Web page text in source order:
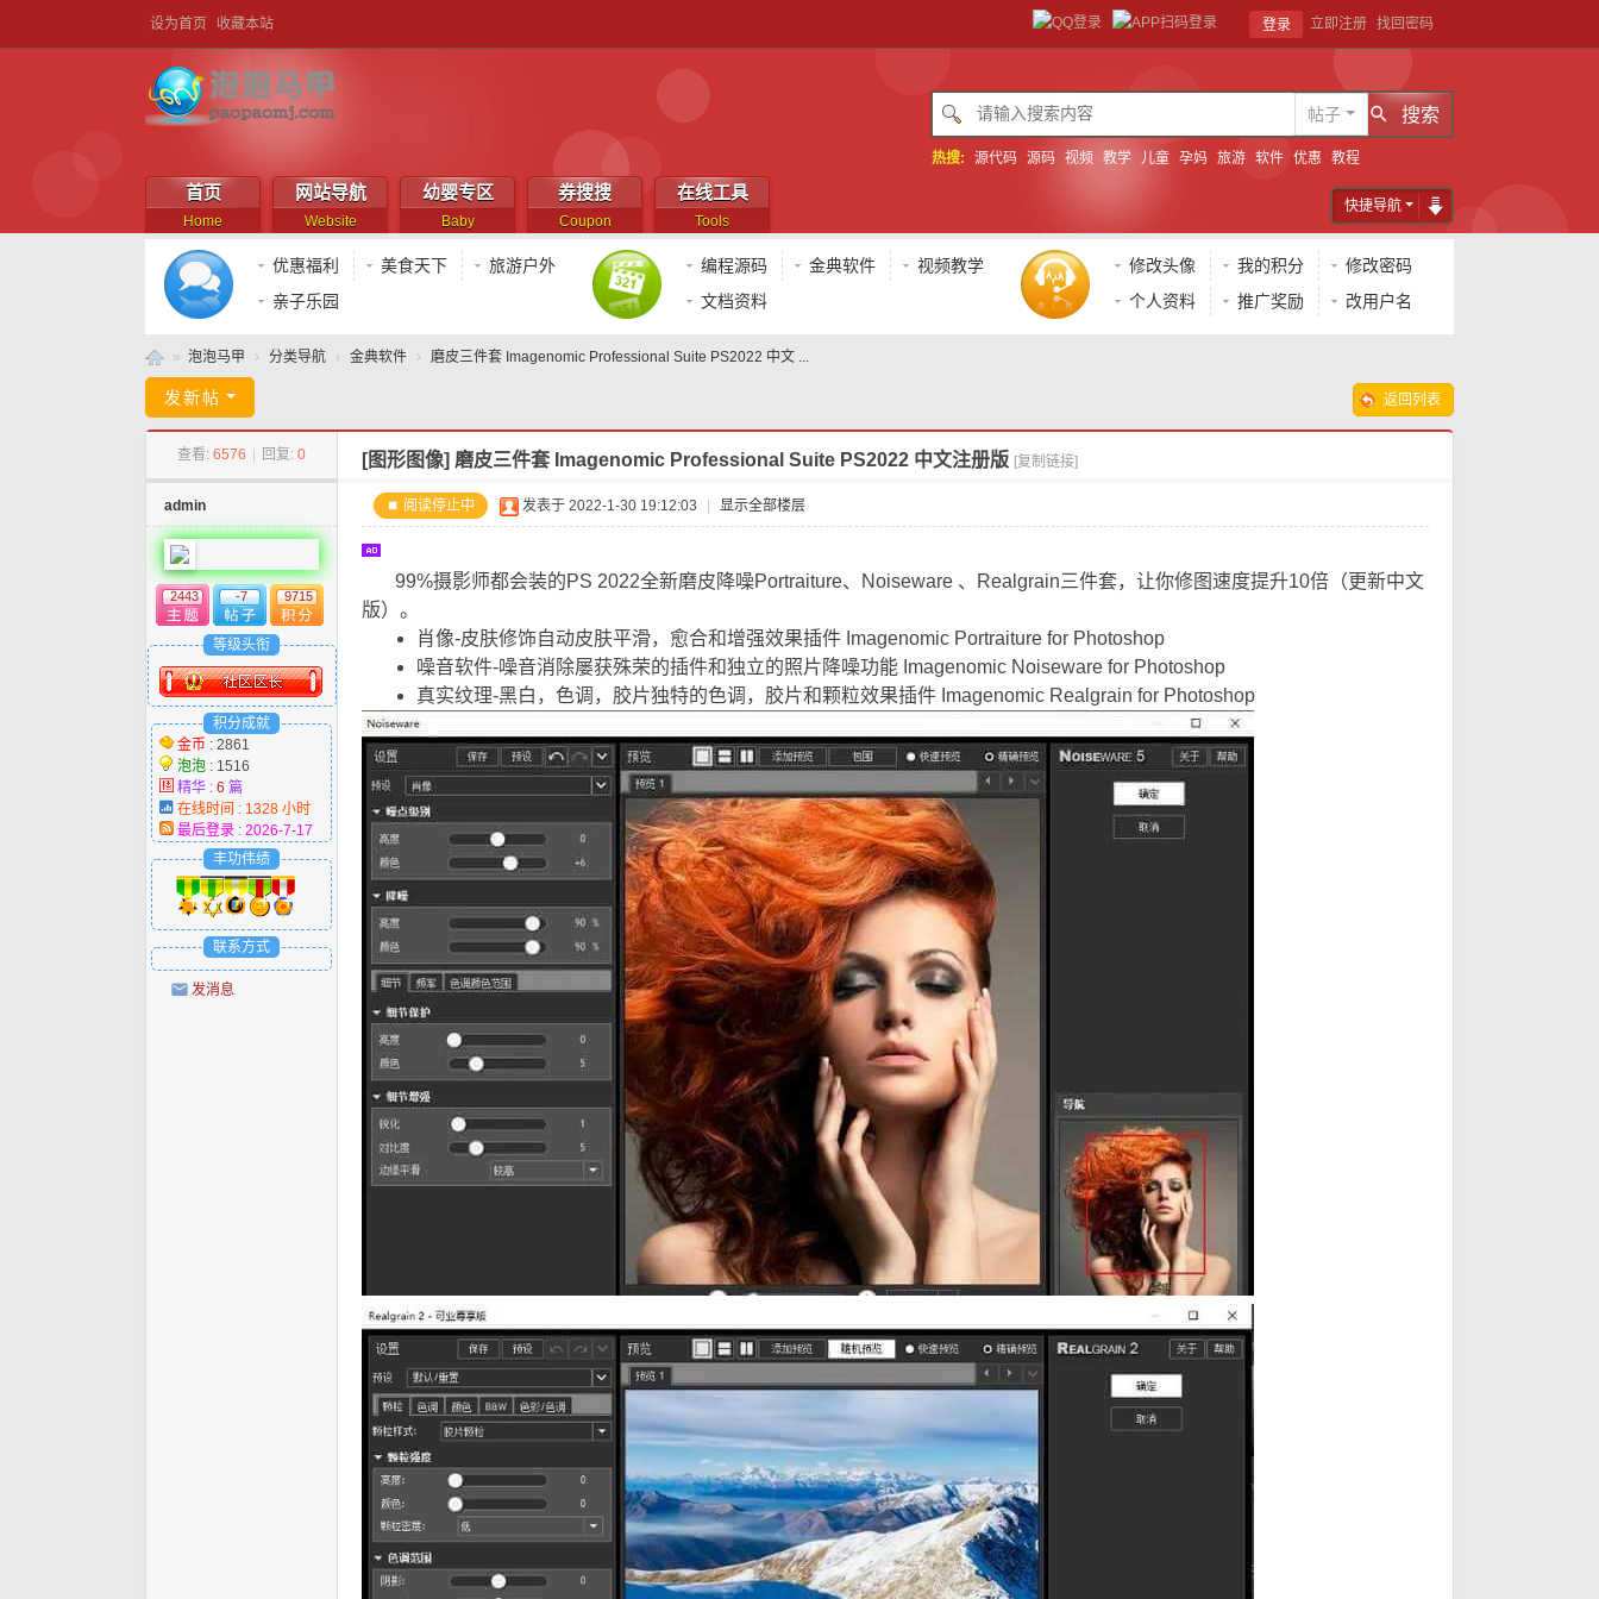
设为首页 收藏本站 登录 立即注册 找回密码
帖子 搜索
热搜: 源代码 源码 视频 教学 儿童 孕妈 旅游 软件 优惠 教程
快捷导航
首页
Home
网站导航
Website
幼婴专区
Baby
券搜搜
Coupon
在线工具
Tools
优惠福利 美食天下
旅游户外
亲子乐园
编程源码 金典软件
视频教学
文档资料
修改头像 我的积分
修改密码
个人资料
推广奖励 改用户名
泡
» 泡泡马甲 › 分类导航 › 金典软件 › 磨皮三件套 Imagenomic Professional Suite PS2022 中文 ...
返回列表
发新帖
查看: 6576 回复: 0 [图形图像] 磨皮三件套 Imagenomic Professional Suite PS2022 中文注册版 [复制链接]
admin
2443 -7 9715
等级头衔
积分成就
金币 : 2861
泡泡 : 1516
精华 : 6 篇
在线时间 : 1328 小时
最后登录 : 2026-7-17
丰功伟绩
联系方式
发消息
发表于 2022-1-30 19:12:03 显示全部楼层
⏹ 阅读停止中
99%摄影师都会装的PS 2022全新磨皮降噪Portraiture、Noiseware 、Realgrain三件套，让你修图速度提升10倍（更新中文
版）。
肖像-皮肤修饰自动皮肤平滑，愈合和增强效果插件 Imagenomic Portraiture for Photoshop
噪音软件-噪音消除屡获殊荣的插件和独立的照片降噪功能 Imagenomic Noiseware for Photoshop
真实纹理-黑白，色调，胶片独特的色调，胶片和颗粒效果插件 Imagenomic Realgrain for Photoshop